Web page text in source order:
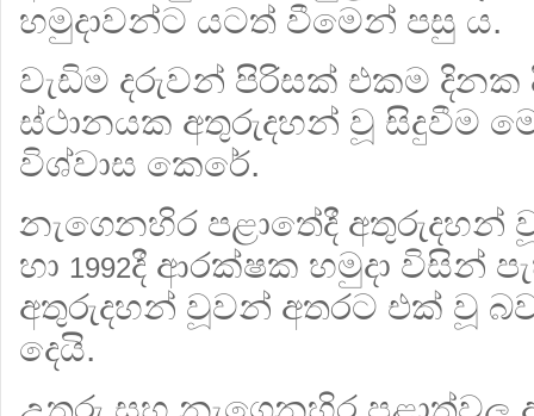
හමුදාවන්ට යටත් වීමෙන් පසු ය.
වැඩිම දරුවන් පිරිසක් එකම දිනක
ස්ථානයක අතුරුදහන් වූ සිදුවීම
විශ්වාස කෙරේ.
නැගෙනහිර පළාතේදී අතුරුදහන්
හා 1992දී ආරක්ෂක හමුදා විසින්
අතුරුදහන් වූවන් අතරට එක් වූ බව
දෙයි.